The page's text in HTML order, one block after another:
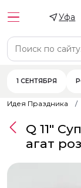
Уфа
1 СЕНТЯБРЯ
Идея Праздника
Q 11"
агат